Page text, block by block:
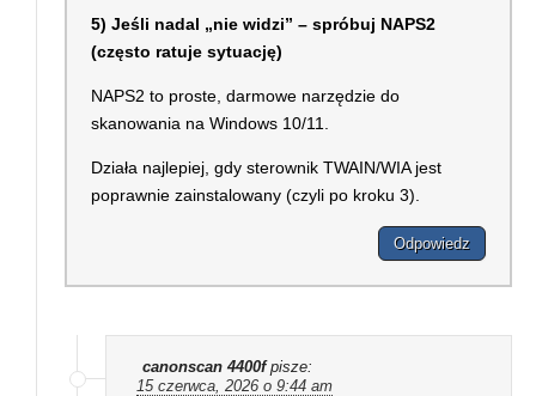
5) Jeśli nadal „nie widzi” – spróbuj NAPS2
(często ratuje sytuację)
NAPS2 to proste, darmowe narzędzie do
skanowania na Windows 10/11.
Działa najlepiej, gdy sterownik TWAIN/WIA jest
poprawnie zainstalowany (czyli po kroku 3).
Odpowiedz
canonscan 4400f pisze:
15 czerwca, 2026 o 9:44 am